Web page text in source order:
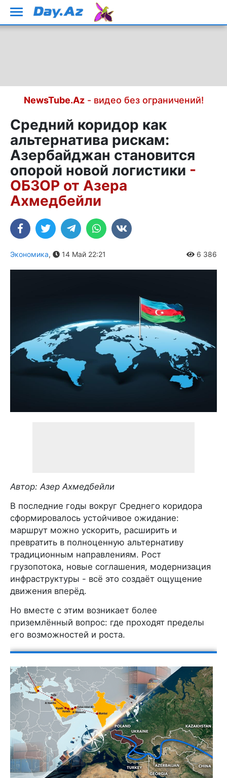
NewsTube.Az- видео без ограничений!
Средний коридор как
альтернатива рискам:
Азербайджан становится
опорой новой логистики -
ОБЗОР от Азера
Ахмедбейли
Экономика, 14 Май 22:21 6 386
Автор: Азер Ахмедбейли
В последние годы вокруг Среднего коридора
сформировалось устойчивое ожидание:
маршрут можно ускорить, расширить и
превратить в полноценную альтернативу
традиционным направлениям. Рост
грузопотока, новые соглашения, модернизация
инфраструктуры - всё это создаёт ощущение
движения вперёд.
Но вместе с этим возникает более
приземлённый вопрос: где проходят пределы
его возможностей и роста.